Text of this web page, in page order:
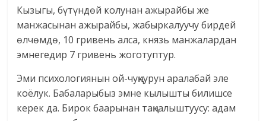
Кызыгы, бүтүндөй колунан ажырайбы же
манжасынан ажырайбы, жабыркалуучу бирдей
өлчөмдө, 10 гривень алса, князь манжалардан
эмнегедир 7 гривень жоготуптур.
Эми психологиянын ой-чуңкурун аралабай эле
коёлук. Бабаларыбыз эмне кылышты билишсе
керек да. Бирок баарынан таңкалыштуусу: адам